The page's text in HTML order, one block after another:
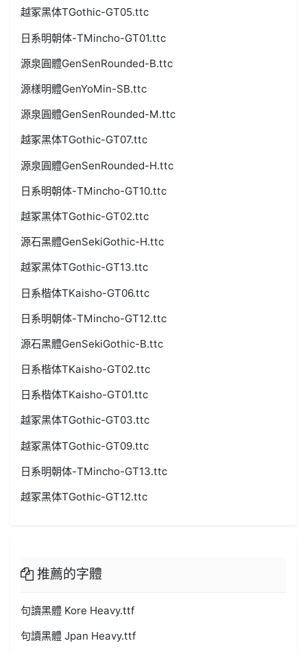
越冢黑体TGothic-GT05.ttc
日系明朝体-TMincho-GT01.ttc
源泉圓體GenSenRounded-B.ttc
源樣明體GenYoMin-SB.ttc
源泉圓體GenSenRounded-M.ttc
越冢黑体TGothic-GT07.ttc
源泉圓體GenSenRounded-H.ttc
日系明朝体-TMincho-GT10.ttc
越冢黑体TGothic-GT02.ttc
源石黑體GenSekiGothic-H.ttc
越冢黑体TGothic-GT13.ttc
日系楷体TKaisho-GT06.ttc
日系明朝体-TMincho-GT12.ttc
源石黑體GenSekiGothic-B.ttc
日系楷体TKaisho-GT02.ttc
日系楷体TKaisho-GT01.ttc
越冢黑体TGothic-GT03.ttc
越冢黑体TGothic-GT09.ttc
日系明朝体-TMincho-GT13.ttc
越冢黑体TGothic-GT12.ttc
推薦的字體
句讀黑體 Kore Heavy.ttf
句讀黑體 Jpan Heavy.ttf